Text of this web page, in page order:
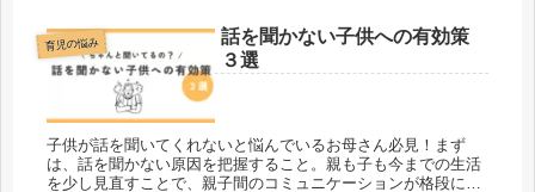
兄弟・双子ママの”親も子も成長する育児ブログ”です。育児の
悩み、時短家事、子供とのお出かけなど、育児家事のおすすめ
情報を発信しています。
育児の悩み
話を聞かない子供への有効策
３選
子供が話を聞いてくれないと悩んでいるお母さん必見！まず
は、話を聞かない原因を把握すること。親も子も今までの生活
を少し見直すことで、親子間のコミュニケーションが格段に良